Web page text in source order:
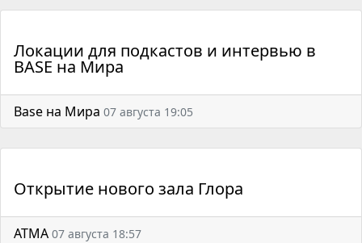
Локации для подкастов и интервью в
BASE на Мира
Base на Мира 07 августа 19:05
Открытие нового зала Глора
АТМА 07 августа 18:57